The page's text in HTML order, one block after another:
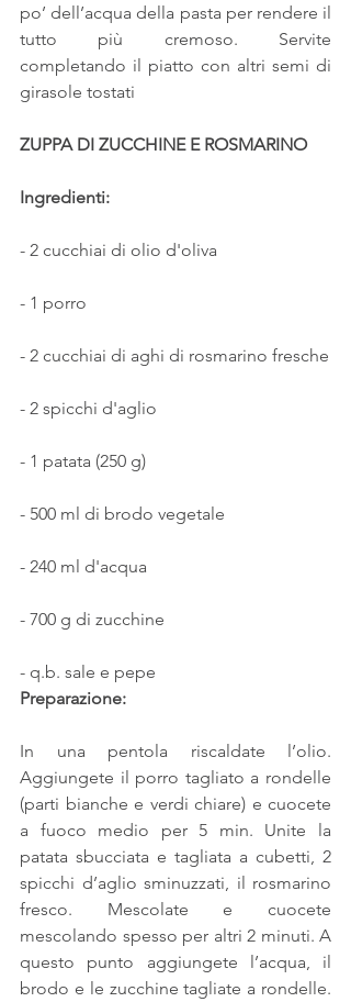
po’ dell’acqua della pasta per rendere il
tutto più cremoso. Servite
completando il piatto con altri semi di
girasole tostati
ZUPPA DI ZUCCHINE E ROSMARINO
Ingredienti:
- 2 cucchiai di olio d'oliva
- 1 porro
- 2 cucchiai di aghi di rosmarino fresche
- 2 spicchi d'aglio
- 1 patata (250 g)
- 500 ml di brodo vegetale
- 240 ml d'acqua
- 700 g di zucchine
- q.b. sale e pepe
Preparazione:
In una pentola riscaldate l’olio.
Aggiungete il porro tagliato a rondelle
(parti bianche e verdi chiare) e cuocete
a fuoco medio per 5 min. Unite la
patata sbucciata e tagliata a cubetti, 2
spicchi d’aglio sminuzzati, il rosmarino
fresco. Mescolate e cuocete
mescolando spesso per altri 2 minuti. A
questo punto aggiungete l’acqua, il
brodo e le zucchine tagliate a rondelle.